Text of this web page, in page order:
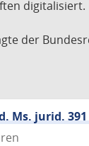
der
Ms. jurid.